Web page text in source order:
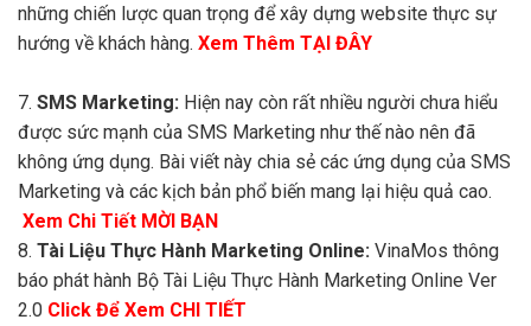
những chiến lược quan trọng để xây dựng website thực sự
hướng về khách hàng. Xem Thêm TẠI ĐÂY
7. SMS Marketing: Hiện nay còn rất nhiều người chưa hiểu
được sức mạnh của SMS Marketing như thế nào nên đã
không ứng dụng. Bài viết này chia sẻ các ứng dụng của SMS
Marketing và các kịch bản phổ biến mang lại hiệu quả cao.
Xem Chi Tiết MỜI BẠN
8. Tài Liệu Thực Hành Marketing Online: VinaMos thông
báo phát hành Bộ Tài Liệu Thực Hành Marketing Online Ver
2.0 Click Để Xem CHI TIẾT